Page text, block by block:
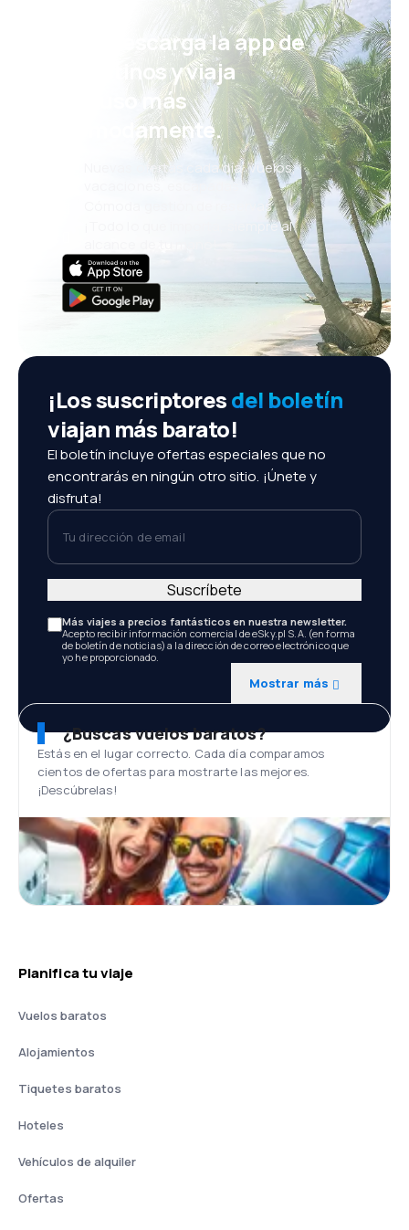
¡Eh! Descarga la app de
eDestinos y viaja
incluso más
cómodamente.
Nuevas ofertas cada día: vuelos,
vacaciones, escapadas
Cómoda gestión de reservas
¡Todo lo que importa, siempre al
¡Los suscriptoresdel boletín
viajan más barato!
El boletín incluye ofertas especiales que no
encontrarás en ningún otro sitio. ¡Únete y
disfruta!
Tu dirección de email
Más viajes a precios fantásticos en nuestra newsletter.
Acepto recibir información comercial de eSky.pl S.A. (en forma
de boletín de noticias) a la dirección de correo electrónico que
yo he proporcionado.
Mostrar más
Suscríbete
¿Buscas vuelos baratos?
Estás en el lugar correcto. Cada día comparamos
cientos de ofertas para mostrarte las mejores.
¡Descúbrelas!
Planifica tu viaje
Vuelos baratos
Alojamientos
Tiquetes baratos
Hoteles
Vehículos de alquiler
Ofertas